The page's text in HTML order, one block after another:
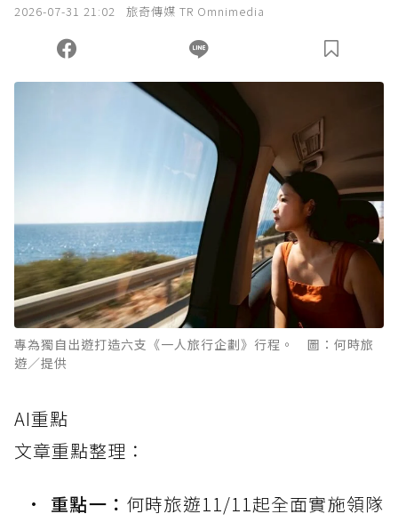
您當前剩餘 U 利點數：0點；前往 購買點數
2026-07-31 21:02 旅奇傳媒 TR Omnimedia
專為獨自出遊打造六支《一人旅行企劃》行程。 圖：何時旅
遊／提供
AI重點
文章重點整理：
重點一： 何時旅遊11/11起全面實施領隊